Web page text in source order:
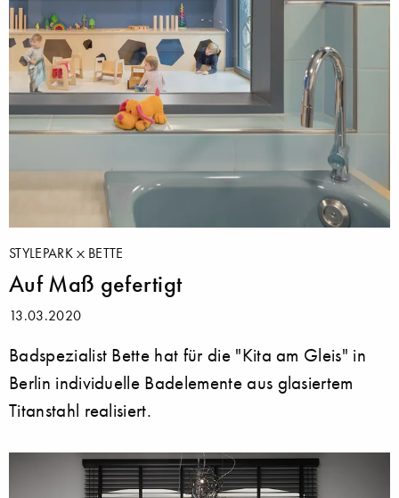
STYLEPARK BETTE
Auf Maß gefertigt
13.03.2020
Badspezialist Bette hat für die "Kita am Gleis" in
Berlin individuelle Badelemente aus glasiertem
Titanstahl realisiert.